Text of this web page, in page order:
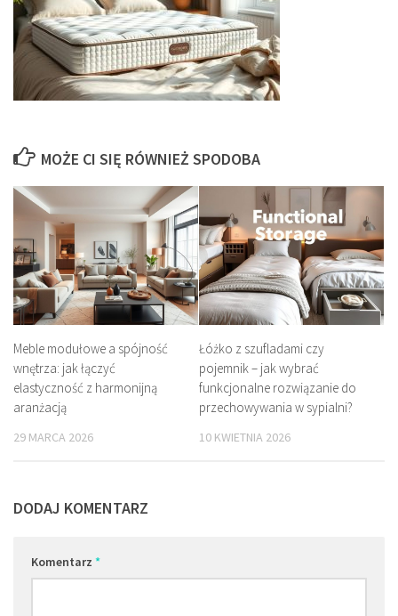
MOŻE CI SIĘ RÓWNIEŻ SPODOBA
Meble modułowe a spójność
wnętrza: jak łączyć
elastyczność z harmonijną
aranżacją
29 MARCA 2026
Łóżko z szufladami czy
pojemnik – jak wybrać
funkcjonalne rozwiązanie do
przechowywania w sypialni?
10 KWIETNIA 2026
DODAJ KOMENTARZ
Komentarz *